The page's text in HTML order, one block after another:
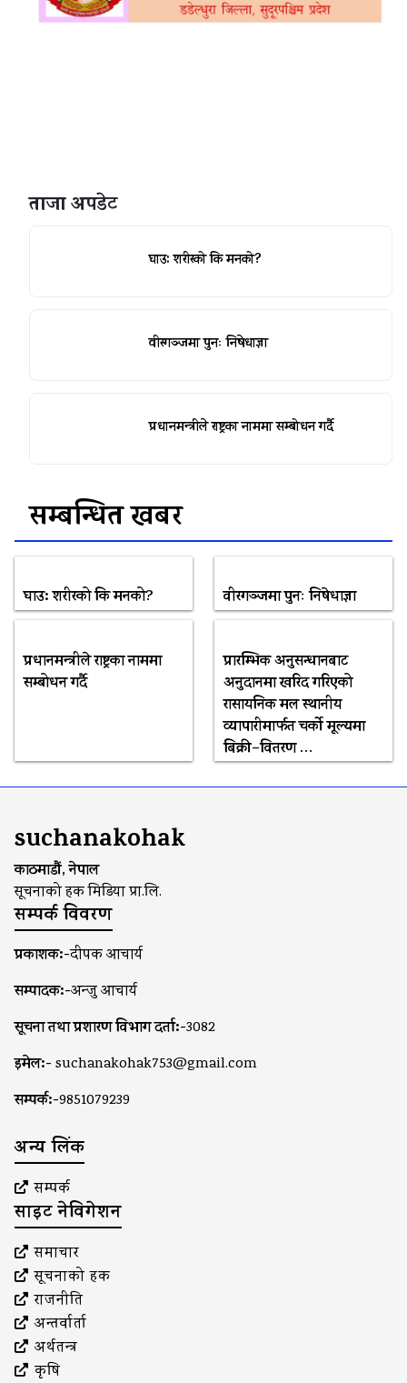
ताजा अपडेट
घाउ: शरीरको कि मनको?
वीरगञ्जमा पुनः निषेधाज्ञा
प्रधानमन्त्रीले राष्ट्रका नाममा सम्बोधन गर्दै
सम्बन्धित खबर
घाउ: शरीरको कि मनको? वीरगञ्जमा पुनः निषेधाज्ञा
प्रधानमन्त्रीले राष्ट्रका नाममा
सम्बोधन गर्दै
प्रारम्भिक अनुसन्धानबाट
अनुदानमा खरिद गरिएको
रासायनिक मल स्थानीय
व्यापारीमार्फत चर्को मूल्यमा
बिक्री–वितरण …
suchanakohak
काठमाडौं, नेपाल
सूचनाको हक मिडिया प्रा.लि.
सम्पर्क विवरण
प्रकाशक:-दीपक आचार्य
सम्पादक:-अन्जु आचार्य
सूचना तथा प्रशारण विभाग दर्ता:-3082
इमेल:- suchanakohak753@gmail.com
सम्पर्क:-9851079239
अन्य लिंक
सम्पर्क
साइट नेविगेशन
समाचार
सूचनाको हक
राजनीति
अन्तर्वार्ता
अर्थतन्त्र
कृषि